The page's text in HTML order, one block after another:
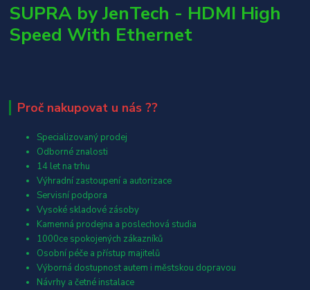
SUPRA by JenTech - HDMI High
Speed With Ethernet
Proč nakupovat u nás ??
Specializovaný prodej
Odborné znalosti
14 let na trhu
Výhradní zastoupení a autorizace
Servisní podpora
Vysoké skladové zásoby
Kamenná prodejna a poslechová studia
1000ce spokojených zákazníků
Osobní péče a přístup majitelů
Výborná dostupnost autem i městskou dopravou
Návrhy a četné instalace